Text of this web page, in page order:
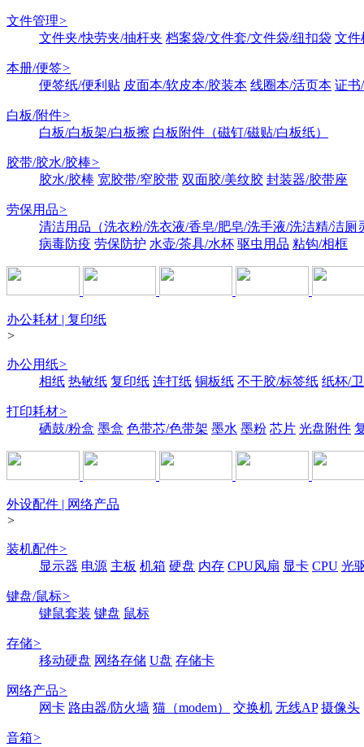
文件管理>
文件夹/快劳夹/抽杆夹 档案袋/文件套/文件袋/纽扣袋 文件
本册/便签>
便签纸/便利贴 皮面本/软皮本/胶装本 线圈本/活页本 证书
白板/附件>
白板/白板架/白板擦 白板附件（磁钉/磁贴/白板纸）
胶带/胶水/胶棒>
胶水/胶棒 宽胶带/窄胶带 双面胶/美纹胶 封装器/胶带座
劳保用品>
清洁用品（洗衣粉/洗衣液/香皂/肥皂/洗手液/洗洁精/洁厕
病毒防疫 劳保防护 水壶/茶具/水杯 驱虫用品 粘钩/相框
办公耗材 | 复印纸
>
办公用纸>
相纸 热敏纸 复印纸 连打纸 铜板纸 不干胶/标签纸 纸杯/
打印耗材>
硒鼓/粉盒 墨盒 色带芯/色带架 墨水 墨粉 芯片 光盘附件
外设配件 | 网络产品
>
装机配件>
显示器 电源 主板 机箱 硬盘 内存 CPU风扇 显卡 CPU 光
键盘/鼠标>
键鼠套装 键盘 鼠标
存储>
移动硬盘 网络存储 U盘 存储卡
网络产品>
网卡 路由器/防火墙 猫（modem） 交换机 无线AP 摄像头
音箱>